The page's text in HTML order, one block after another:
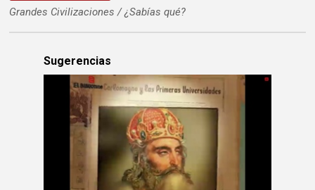
Grandes Civilizaciones / ¿Sabías qué?
Sugerencias